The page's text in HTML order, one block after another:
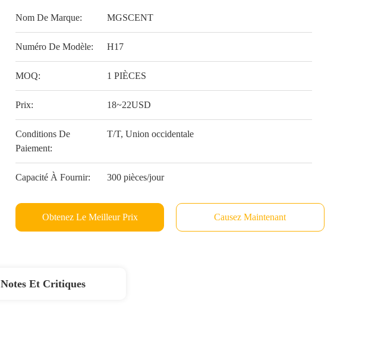
Nom De Marque: MGSCENT
Numéro De Modèle: H17
MOQ: 1 PIÈCES
Prix: 18~22USD
Conditions De
Paiement:
T/T, Union occidentale
Capacité À Fournir: 300 pièces/jour
Obtenez Le Meilleur Prix Causez Maintenant
Notes Et Critiques